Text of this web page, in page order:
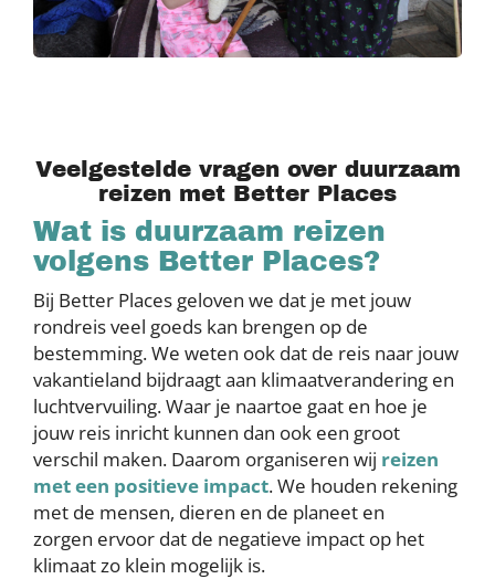
Veelgestelde vragen over duurzaam
reizen met Better Places
Wat is duurzaam reizen
volgens Better Places?
Bij Better Places geloven we dat je met jouw
rondreis veel goeds kan brengen op de
bestemming. We weten ook dat de reis naar jouw
vakantieland bijdraagt aan klimaatverandering en
luchtvervuiling. Waar je naartoe gaat en hoe je
jouw reis inricht kunnen dan ook een groot
verschil maken. Daarom organiseren wij reizen
met een positieve impact. We houden rekening
met de mensen, dieren en de planeet en
zorgen ervoor dat de negatieve impact op het
klimaat zo klein mogelijk is.